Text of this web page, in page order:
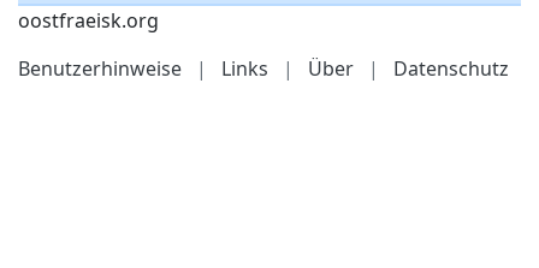
oostfraeisk.org
Benutzerhinweise
| Links | Über | Datenschutz